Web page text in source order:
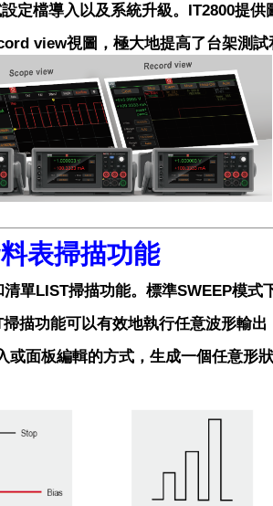
定檔導入以及系統升級。IT2800提
view視圖，極大地提高了台架測試
表掃描功能
清單LIST掃描功能。標準SWEEP模
描功能可以有效地執行任意波形輸
或面板編輯的方式，生成一個任意形